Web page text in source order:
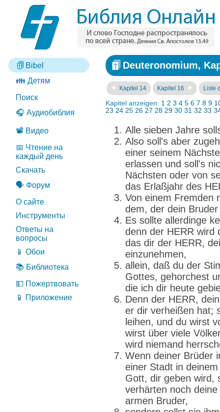
Bibel
👪 Детям
Поиск
🎧 Аудиобиблия
📽️ Видео
📅 Чтение на
каждый день
Скачать
🗣️ Форум
О сайте
Инструменты
Ответы на
вопросы
📱 Обои
📚 Библиотека
💵 Пожертвовать
📱 Приложение
Deuteronomium,
Kapitel 14 Kapitel 16 Liste
Kapitel anzeigen: 1 2 3 4 5 6 7 8 9
23 24 25 26 27 28 29 30 31 32 33
Alle sieben Jahre
Also soll's aber
einer seinem
erlassen und soll's
Nächsten oder von
das Erlaßjahr des
Von einem Fremden
dem, der dein
Es sollte allerdinge
denn der HERR wird
das dir der HERR,
einzunehmen,
allein, daß du der
Gottes, gehorchest
die ich dir heute
Denn der HERR,
er dir verheißen hat;
leihen, und du wirst
wirst über viele
wird niemand
Wenn deiner Brüder
einer Stadt in
Gott, dir geben wird,
verhärten noch
armen Bruder,